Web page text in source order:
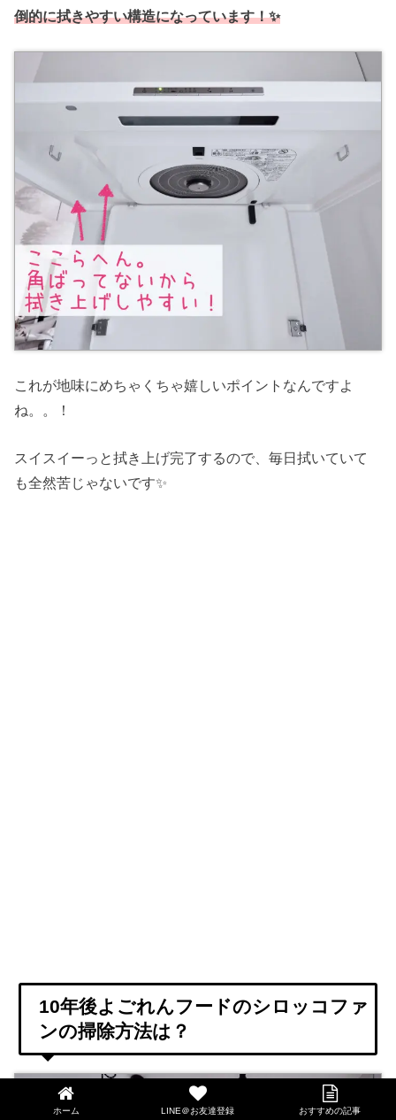
倒的に拭きやすい構造になっています！✨
これが地味にめちゃくちゃ嬉しいポイントなんですよ
ね。。！
スイスイーっと拭き上げ完了するので、毎日拭いていて
も全然苦じゃないです✨
10年後よごれんフードのシロッコファ
ンの掃除方法は？
ホーム LINE＠お友達登録 おすすめの記事
LINE@